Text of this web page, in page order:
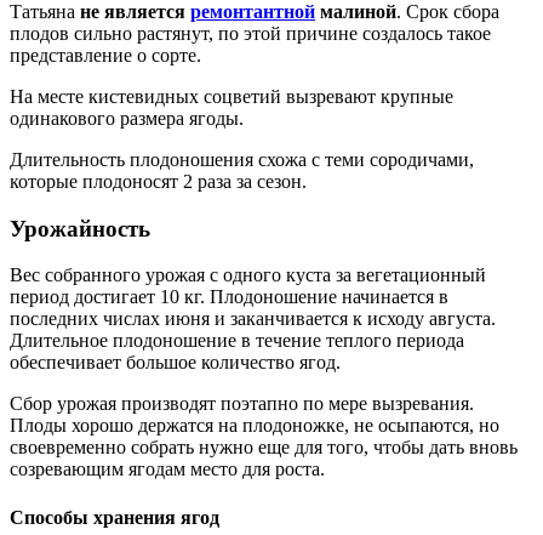
Татьяна не является ремонтантной малиной. Срок сбора
плодов сильно растянут, по этой причине создалось такое
представление о сорте.
На месте кистевидных соцветий вызревают крупные
одинакового размера ягоды.
Длительность плодоношения схожа с теми сородичами,
которые плодоносят 2 раза за сезон.
Урожайность
Вес собранного урожая с одного куста за вегетационный
период достигает 10 кг. Плодоношение начинается в
последних числах июня и заканчивается к исходу августа.
Длительное плодоношение в течение теплого периода
обеспечивает большое количество ягод.
Сбор урожая производят поэтапно по мере вызревания.
Плоды хорошо держатся на плодоножке, не осыпаются, но
своевременно собрать нужно еще для того, чтобы дать вновь
созревающим ягодам место для роста.
Способы хранения ягод